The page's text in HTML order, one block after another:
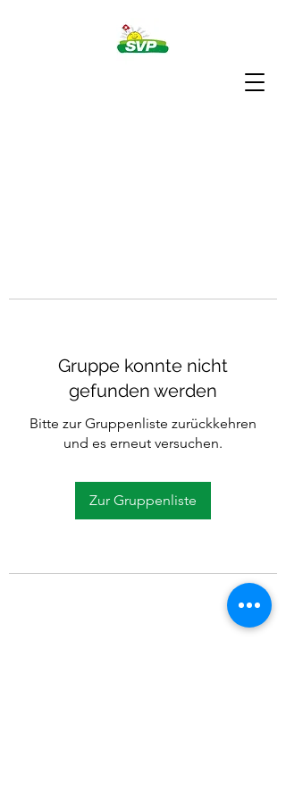
Gruppe konnte nicht
gefunden werden
Bitte zur Gruppenliste zurückkehren
und es erneut versuchen.
Zur Gruppenliste